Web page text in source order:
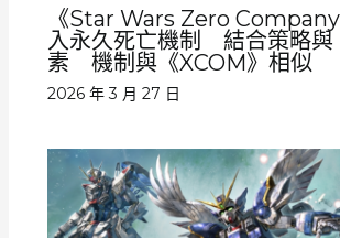
《Star Wars Zero Company
入永久死亡機制 結合策略與
素 機制與《XCOM》相似
2026 年 3 月 27 日